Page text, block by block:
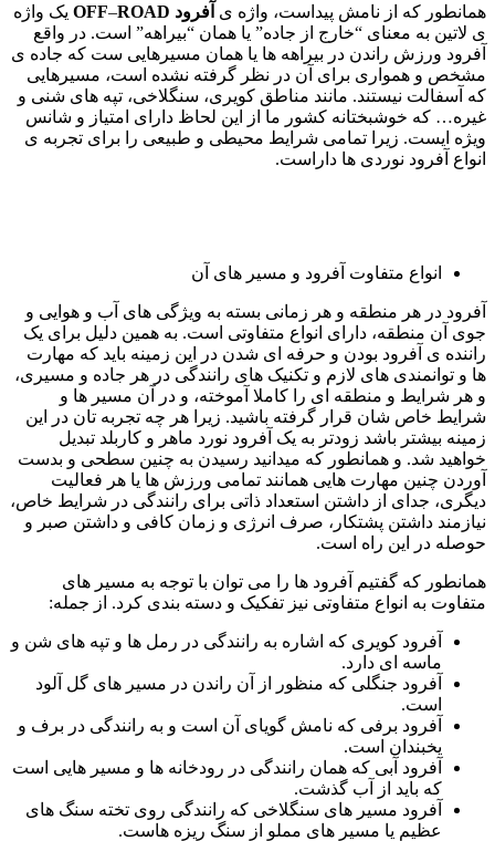
همانطور که از نامش پیداست، واژه ی آفرود OFF–ROAD
یک واژه
ی لاتین به معنای “خارج از جاده” یا همان “بیراهه” است. در واقع
آفرود ورزش راندن در بیراهه ها یا همان مسیرهایی ست که جاده ی
مشخص و همواری برای آن در نظر گرفته نشده است، مسیرهایی
که آسفالت نیستند. مانند مناطق کویری، سنگلاخی، تپه های شنی و
غیره… که خوشبختانه کشور ما از این لحاظ دارای امتیاز و شانس
ویژه ایست. زیرا تمامی شرایط محیطی و طبیعی را برای تجربه ی
انواع آفرود نوردی ها داراست.
انواع متفاوت آفرود و مسیر های آن
آفرود در هر منطقه و هر زمانی بسته به ویژگی های آب و هوایی و
جوی آن منطقه، دارای انواع متفاوتی است. به همین دلیل برای یک
راننده ی آفرود بودن و حرفه ای شدن در این زمینه باید که مهارت
ها و توانمندی های لازم و تکنیک های رانندگی در هر جاده و مسیری،
و هر شرایط و منطقه ای را کاملا آموخته، و در آن مسیر ها و
شرایط خاص شان قرار گرفته باشید. زیرا هر چه تجربه تان در این
زمینه بیشتر باشد زودتر به یک آفرود نورد ماهر و کاربلد تبدیل
خواهید شد. و همانطور که میدانید رسیدن به چنین سطحی و بدست
آوردن چنین مهارت هایی همانند تمامی ورزش ها یا هر فعالیت
دیگری، جدای از داشتن استعداد ذاتی برای رانندگی در شرایط خاص،
نیازمند داشتن پشتکار، صرف انرژی و زمان کافی و داشتن صبر و
حوصله در این راه است.
همانطور که گفتیم آفرود ها را می توان با توجه به مسیر های
متفاوت به انواع متفاوتی نیز تفکیک و دسته بندی کرد. از جمله:
آفرود کویری که اشاره به رانندگی در رمل ها و تپه های شن و
ماسه ای دارد.
آفرود جنگلی که منظور از آن راندن در مسیر های گل آلود
است.
آفرود برفی که نامش گویای آن است و به رانندگی در برف و
یخبندان است.
آفرود آبی که همان رانندگی در رودخانه ها و مسیر هایی است
که باید از آب گذشت.
آفرود مسیر های سنگلاخی که رانندگی روی تخته سنگ های
عظیم یا مسیر های مملو از سنگ ریزه هاست.